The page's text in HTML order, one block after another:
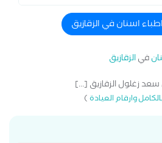
اسنان في الزقازيق
فيالزقازيق
زغلول الزقازيق [...]
وارقام العيادة)